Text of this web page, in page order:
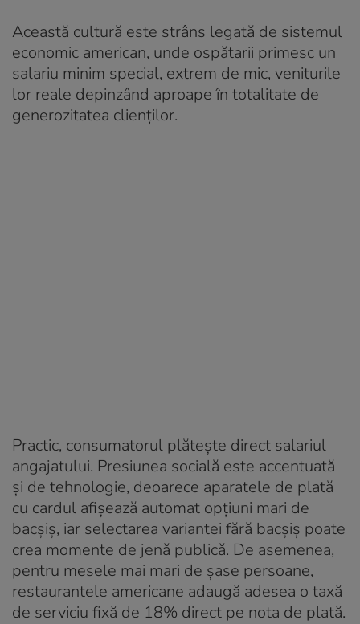
Această cultură este strâns legată de sistemul
economic american, unde ospătarii primesc un
salariu minim special, extrem de mic, veniturile
lor reale depinzând aproape în totalitate de
generozitatea clienților.
Practic, consumatorul plătește direct salariul
angajatului. Presiunea socială este accentuată
și de tehnologie, deoarece aparatele de plată
cu cardul afișează automat opțiuni mari de
bacșiș, iar selectarea variantei fără bacșiș poate
crea momente de jenă publică. De asemenea,
pentru mesele mai mari de șase persoane,
restaurantele americane adaugă adesea o taxă
de serviciu fixă de 18% direct pe nota de plată.